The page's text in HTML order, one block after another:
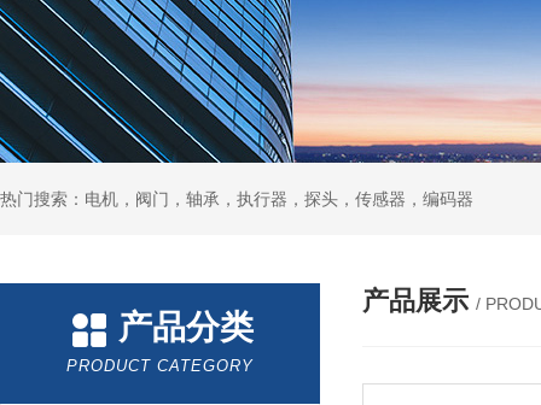
热门搜索：电机，阀门，轴承，执行器，探头，传感器，编码器
产品分类
PRODUCT CATEGORY
产品展示 /